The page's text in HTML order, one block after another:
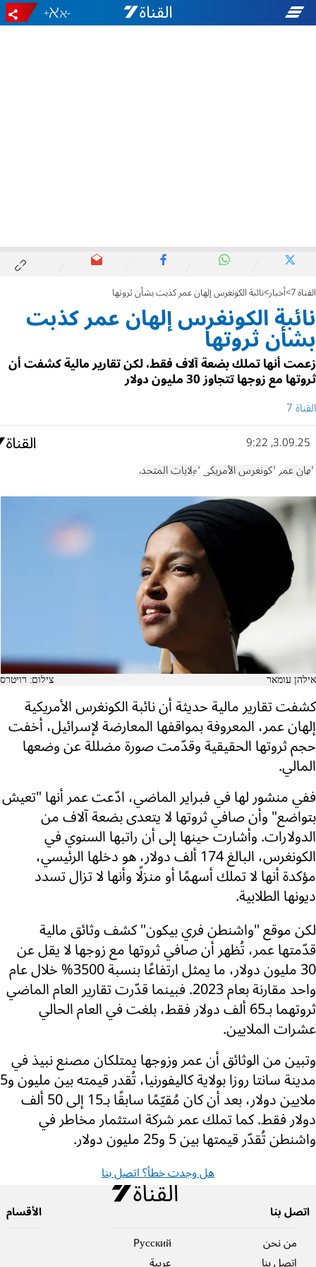
-
+
القناة 7 أخبار نائبة الكونغرس إلهان عمر كذبت بشأن ثروتها
نائبة الكونغرس إلهان عمر كذبت
بشأن ثروتها
زعمت أنها تملك بضعة آلاف فقط، لكن تقارير مالية كشفت أن
ثروتها مع زوجها تتجاوز 30 مليون دولار
القناة 7
3.09.25, 9:22
إلهان عمرالكونغرس الأمريكيالولايات المتحدة
אילהן עומאר צילום: רויטרס
كشفت تقارير مالية حديثة أن نائبة الكونغرس الأمريكية
إلهان عمر، المعروفة بمواقفها المعارضة لإسرائيل، أخفت
حجم ثروتها الحقيقية وقدّمت صورة مضللة عن وضعها
المالي.
ففي منشور لها في فبراير الماضي، ادّعت عمر أنها "تعيش
بتواضع" وأن صافي ثروتها لا يتعدى بضعة آلاف من
الدولارات. وأشارت حينها إلى أن راتبها السنوي في
الكونغرس، البالغ 174 ألف دولار، هو دخلها الرئيسي،
مؤكدة أنها لا تملك أسهمًا أو منزلًا وأنها لا تزال تسدد
ديونها الطلابية.
لكن موقع "واشنطن فري بيكون" كشف وثائق مالية
قدّمتها عمر، تُظهر أن صافي ثروتها مع زوجها لا يقل عن
30 مليون دولار، ما يمثل ارتفاعًا بنسبة 3500% خلال عام
واحد مقارنة بعام 2023. فبينما قدّرت تقارير العام الماضي
ثروتهما بـ65 ألف دولار فقط، بلغت في العام الحالي
عشرات الملايين.
وتبين من الوثائق أن عمر وزوجها يمتلكان مصنع نبيذ في
مدينة سانتا روزا بولاية كاليفورنيا، تُقدر قيمته بين مليون و5
ملايين دولار، بعد أن كان مُقيّمًا سابقًا بـ15 إلى 50 ألف
دولار فقط. كما تملك عمر شركة استثمار مخاطر في
واشنطن تُقدّر قيمتها بين 5 و25 مليون دولار.
هل وجدت خطأ؟ اتصل بنا
اتصل بنا
من نحن
Pусский
الأقسام